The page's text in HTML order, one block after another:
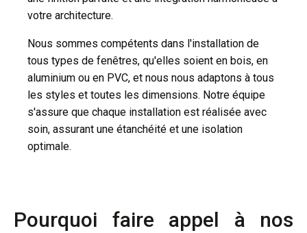
votre architecture.
Nous sommes compétents dans l'installation de
tous types de fenêtres, qu'elles soient en bois, en
aluminium ou en PVC, et nous nous adaptons à tous
les styles et toutes les dimensions. Notre équipe
s'assure que chaque installation est réalisée avec
soin, assurant une étanchéité et une isolation
optimale.
Pourquoi faire appel à nos